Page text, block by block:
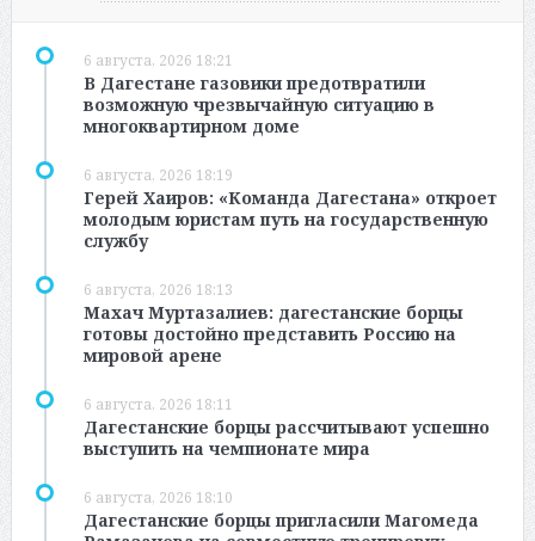
6 августа, 2026 18:21
В Дагестане газовики предотвратили
возможную чрезвычайную ситуацию в
многоквартирном доме
6 августа, 2026 18:19
Герей Хаиров: «Команда Дагестана» откроет
молодым юристам путь на государственную
службу
6 августа, 2026 18:13
Махач Муртазалиев: дагестанские борцы
готовы достойно представить Россию на
мировой арене
6 августа, 2026 18:11
Дагестанские борцы рассчитывают успешно
выступить на чемпионате мира
6 августа, 2026 18:10
Дагестанские борцы пригласили Магомеда